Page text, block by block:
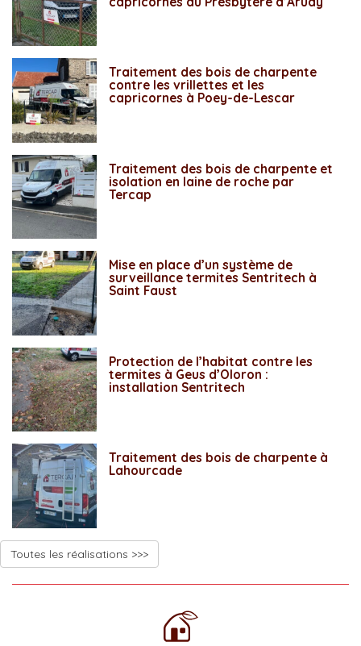
Traitement des bois de charpente
contre les vrillettes et les
capricornes à Poey-de-Lescar
Traitement des bois de charpente et
isolation en laine de roche par
Tercap
Mise en place d’un système de
surveillance termites Sentritech à
Saint Faust
Protection de l’habitat contre les
termites à Geus d’Oloron :
installation Sentritech
Traitement des bois de charpente à
Lahourcade
Toutes les réalisations >>>